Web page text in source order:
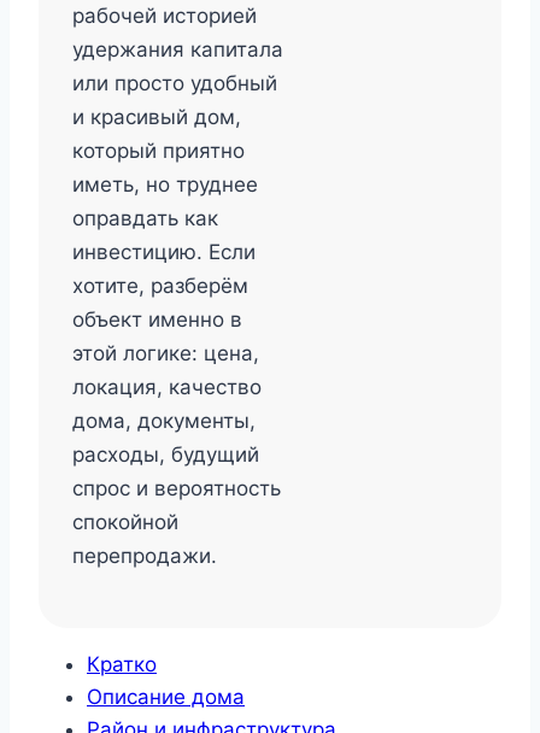
рабочей историей
удержания капитала
или просто удобный
и красивый дом,
который приятно
иметь, но труднее
оправдать как
инвестицию. Если
хотите, разберём
объект именно в
этой логике: цена,
локация, качество
дома, документы,
расходы, будущий
спрос и вероятность
спокойной
перепродажи.
Кратко
Описание дома